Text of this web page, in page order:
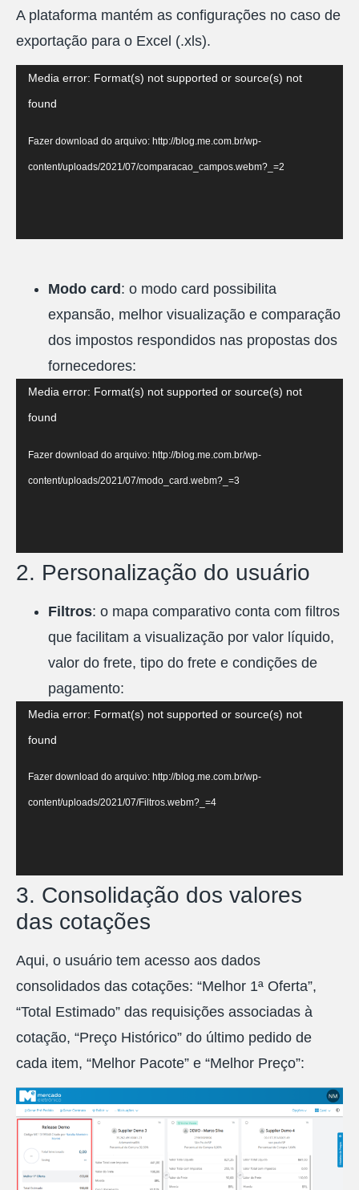
A plataforma mantém as configurações no caso de
exportação para o Excel (.xls).
Tocador
de
Media error: Format(s) not supported or source(s) not
found
Fazer download do arquivo: http://blog.me.com.br/wp-
content/uploads/2021/07/comparacao_campos.webm?_=2
Modo card : o modo card possibilita
expansão, melhor visualização e comparação
dos impostos respondidos nas propostas dos
fornecedores:
Tocador
de
Media error: Format(s) not supported or source(s) not
found
Fazer download do arquivo: http://blog.me.com.br/wp-
content/uploads/2021/07/modo_card.webm?_=3
2. Personalização do usuário
Filtros: o mapa comparativo conta com filtros
que facilitam a visualização por valor líquido,
valor do frete, tipo do frete e condições de
pagamento:
Tocador
de
Media error: Format(s) not supported or source(s) not
found
Fazer download do arquivo: http://blog.me.com.br/wp-
content/uploads/2021/07/Filtros.webm?_=4
3. Consolidação dos valores
das cotações
Aqui, o usuário tem acesso aos dados
consolidados das cotações: “Melhor 1ª Oferta”,
“Total Estimado” das requisições associadas à
cotação, “Preço Histórico” do último pedido de
cada item, “Melhor Pacote” e “Melhor Preço”: